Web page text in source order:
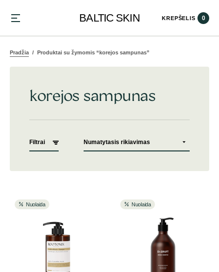
BALTIC SKIN KREPŠELIS 0
Pradžia Produktai su žymomis “korejos sampunas”
korejos sampunas
Filtrai
Nuolaida Nuolaida